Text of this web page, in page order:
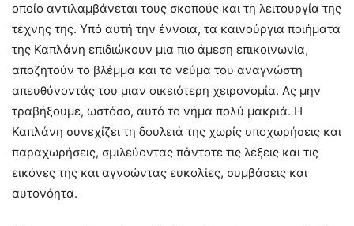
οποίο αντιλαμβάνεται τους σκοπούς και τη λειτουργία της
τέχνης της. Υπό αυτή την έννοια, τα καινούργια ποιήματα
της Καπλάνη επιδιώκουν μια πιο άμεση επικοινωνία,
αποζητούν το βλέμμα και το νεύμα του αναγνώστη
απευθύνοντάς του μιαν οικειότερη χειρονομία. Ας μην
τραβήξουμε, ωστόσο, αυτό το νήμα πολύ μακριά. Η
Καπλάνη συνεχίζει τη δουλειά της χωρίς υποχωρήσεις και
παραχωρήσεις, σμιλεύοντας πάντοτε τις λέξεις και τις
εικόνες της και αγνοώντας ευκολίες, συμβάσεις και
αυτονόητα.